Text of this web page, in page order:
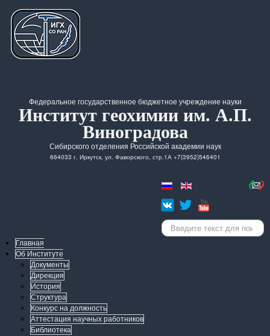
Федеральное государственное бюджетное учреждение науки
Институт геохимии им. А.П.
Виноградова
Сибирского отделения Российской академии наук
664033 г. Иркутск, ул. Фаворского, стр.1А +7(3952)546401
Искать...
Главная
Об Институте
Документы
Дирекция
История
Структура
Конкурс на должность
Аттестация научных работников
Библиотека